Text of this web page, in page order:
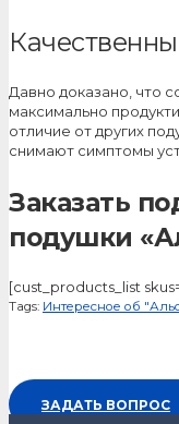
Давно доказано, что
максимально
отличие от других
снимают симптомы
Заказать
подушки
[cust_products_list
Tags: Интересное об
ЗАДАТЬ ВОПРОС